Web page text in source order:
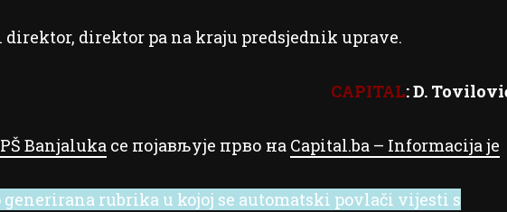
direktor pa na kraju predsjednik uprave.
CAPITAL: D.
Banjaluka се појављује прво на Capital.ba – Informacija je
generirana rubrika u kojoj se automatski povlači vijesti s